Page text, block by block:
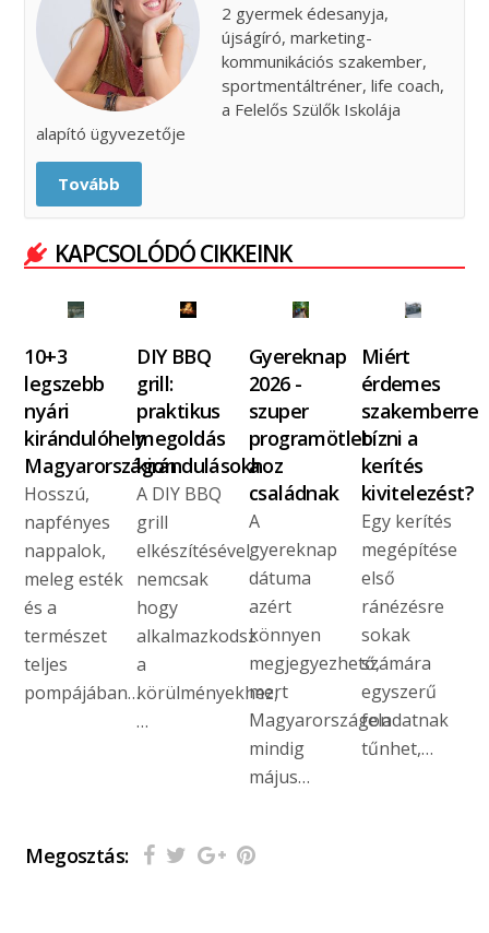
2 gyermek édesanyja,
újságíró, marketing-
kommunikációs szakember,
sportmentáltréner, life coach,
a Felelős Szülők Iskolája
alapító ügyvezetője
Tovább
KAPCSOLÓDÓ CIKKEINK
10+3
legszebb
nyári
kirándulóhely
Magyarországon
Hosszú,
napfényes
nappalok,
meleg esték
és a
természet
teljes
pompájában…
DIY BBQ
grill:
praktikus
megoldás
kirándulásokhoz
A DIY BBQ
grill
elkészítésével
nemcsak
hogy
alkalmazkodsz
a
körülményekhez,
…
Gyereknap
2026 -
szuper
programötlet
a
családnak
A
gyereknap
dátuma
azért
könnyen
megjegyezhető,
mert
Magyarországon
mindig
május…
Miért
érdemes
szakemberre
bízni a
kerítés
kivitelezést?
Egy kerítés
megépítése
első
ránézésre
sokak
számára
egyszerű
feladatnak
tűnhet,…
Megosztás: